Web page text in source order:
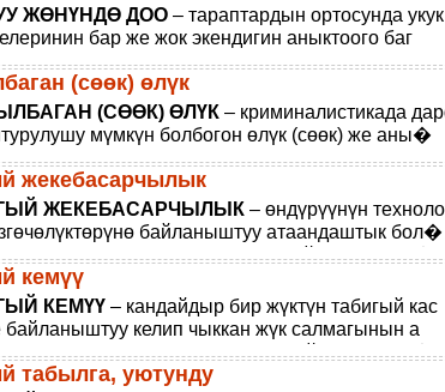
ЖӨНҮНДӨ ДОО – тараптардын ортосунда укук
бар же жок экендигин аныктоого баг
доо (келишимди бекемдөө же аны жараксыз
(сөөк) өлүк
(СӨӨК) ӨЛҮК – криминалистикада
мүмкүн болбогон өлүк (сөөк) же аны�
жекебасарчылык
ЖЕКЕБАСАРЧЫЛЫК – өндүрүүнүн
байланыштуу атаандаштык бол�
базар өтүмдүүлүгүн натыйжалуу кана�
кемүү
КЕМҮҮ – кандайдыр бир жүктүн табигый кас
байланыштуу келип чыккан жүк салмагынын а
кургоо, агуу ж. б. Жүктүн мындай кемүүсү, а�
табылга, уютунду